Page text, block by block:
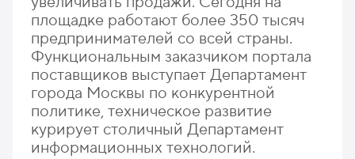
площадке работают более 350 тысяч
предпринимателей со всей страны.
Функциональным заказчиком портала
поставщиков выступает Департамент
города Москвы по конкурентной
политике, техническое развитие
курирует столичный Департамент
информационных технологий.